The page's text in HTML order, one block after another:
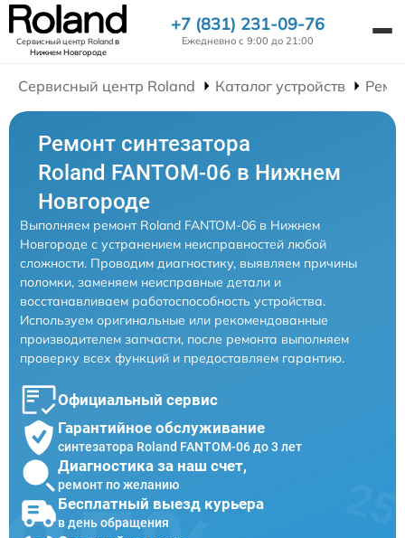
Сервисный центр Rolandв
Нижнем Новгороде
+7 (831) 231-09-76
Ежедневно с 9:00 до 21:00
Сервисный центр Roland Каталог устройств
Ремонт синтезатора
Roland FANTOM-06 в Нижнем
Новгороде
Выполняем ремонт Roland FANTOM-06 в Нижнем
Новгороде с устранением неисправностей любой
сложности. Проводим диагностику, выявляем причины
поломки, заменяем неисправные детали и
восстанавливаем работоспособность устройства.
Используем оригинальные или рекомендованные
производителем запчасти, после ремонта выполняем
проверку всех функций и предоставляем гарантию.
Официальный сервис
Гарантийное обслуживание
синтезатора Roland FANTOM-06 до 3 лет
Диагностика за наш счет,
ремонт по желанию
Бесплатный выезд курьера
в день обращения